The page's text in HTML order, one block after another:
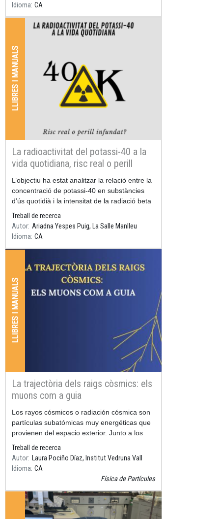
Idioma CA
LLIBRES I MANUALS
La radioactivitat del potassi-40 a la
vida quotidiana, risc real o perill
infundat?
Resum
L’objectiu ha estat analitzar la relació entre la
concentració de potassi-40 en substàncies
d’ús quotidià i la intensitat de la radiació beta
emesa.
Treball de recerca
Autor Ariadna Yespes Puig, La Salle Manlleu
Idioma CA
LLIBRES I MANUALS
La trajectòria dels raigs còsmics: els
muons com a guia
Resum
Los rayos cósmicos o radiación cósmica son
partículas subatómicas muy energéticas que
provienen del espacio exterior. Junto a los
aceleradores de
Treball de recerca
Autor Laura Pociño Díaz, Institut Vedruna Vall
Idioma CA
Física de Partícules